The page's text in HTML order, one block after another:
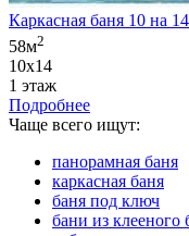
Каркасная баня 10 на
58м2
10х14
1 этаж
Подробнее
Чаще всего ищут:
панорамная баня
каркасная баня
баня под ключ
бани из клееного